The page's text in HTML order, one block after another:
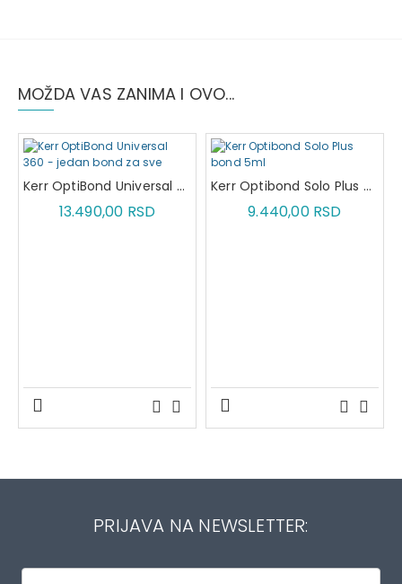
MOŽDA VAS ZANIMA I OVO...
Kerr OptiBond Universal 360 - jedan bond za sve
13.490,00 RSD
Kerr Optibond Solo Plus bond 5ml
9.440,00 RSD
PRIJAVA NA NEWSLETTER: